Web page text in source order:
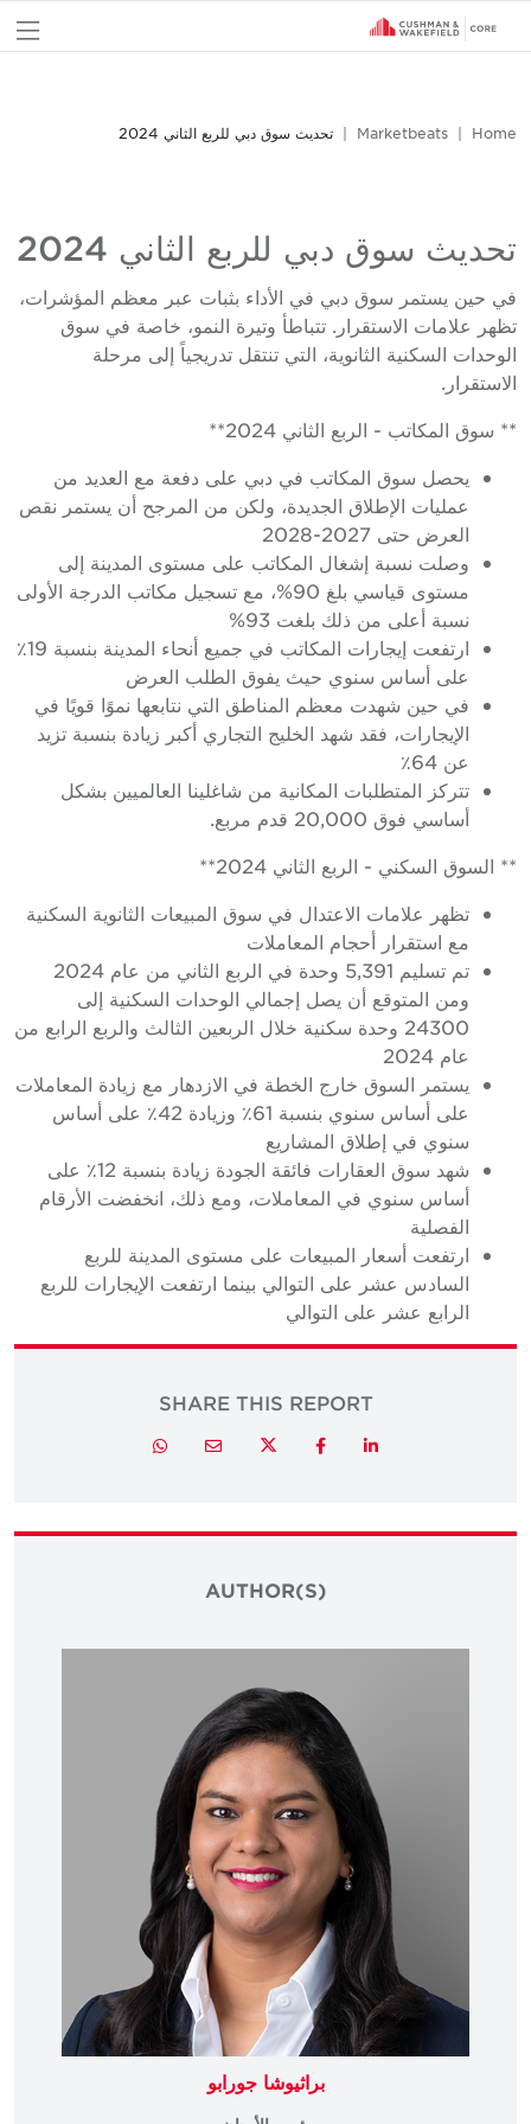
Home
Marketbeats تحديث سوق دبي للربع الثاني 2024
تحديث سوق دبي للربع الثاني 2024
في حين يستمر سوق دبي في الأداء بثبات عبر معظم المؤشرات،
تظهر علامات الاستقرار. تتباطأ وتيرة النمو، خاصة في سوق
الوحدات السكنية الثانوية، التي تنتقل تدريجياً إلى مرحلة
الاستقرار.
** سوق المكاتب - الربع الثاني 2024**
يحصل سوق المكاتب في دبي على دفعة مع العديد من
عمليات الإطلاق الجديدة، ولكن من المرجح أن يستمر نقص
العرض حتى 2027-2028
وصلت نسبة إشغال المكاتب على مستوى المدينة إلى
مستوى قياسي بلغ 90%، مع تسجيل مكاتب الدرجة الأولى
نسبة أعلى من ذلك بلغت 93%
ارتفعت إيجارات المكاتب في جميع أنحاء المدينة بنسبة 19٪
على أساس سنوي حيث يفوق الطلب العرض
في حين شهدت معظم المناطق التي نتابعها نموًا قويًا في
الإيجارات، فقد شهد الخليج التجاري أكبر زيادة بنسبة تزيد
عن 64٪
تتركز المتطلبات المكانية من شاغلينا العالميين بشكل
أساسي فوق 20,000 قدم مربع.
** السوق السكني - الربع الثاني 2024**
تظهر علامات الاعتدال في سوق المبيعات الثانوية السكنية
مع استقرار أحجام المعاملات
تم تسليم 5,391 وحدة في الربع الثاني من عام 2024
ومن المتوقع أن يصل إجمالي الوحدات السكنية إلى
24300 وحدة سكنية خلال الربعين الثالث والربع الرابع من
عام 2024
يستمر السوق خارج الخطة في الازدهار مع زيادة المعاملات
على أساس سنوي بنسبة 61٪ وزيادة 42٪ على أساس
سنوي في إطلاق المشاريع
شهد سوق العقارات فائقة الجودة زيادة بنسبة 12٪ على
أساس سنوي في المعاملات، ومع ذلك، انخفضت الأرقام
الفصلية
ارتفعت أسعار المبيعات على مستوى المدينة للربع
السادس عشر على التوالي بينما ارتفعت الإيجارات للربع
الرابع عشر على التوالي
SHARE THIS REPORT
LinkedIn
Facebook
Twitter
Email
Whatsapp
AUTHOR(S)
براثيوشا جورابو